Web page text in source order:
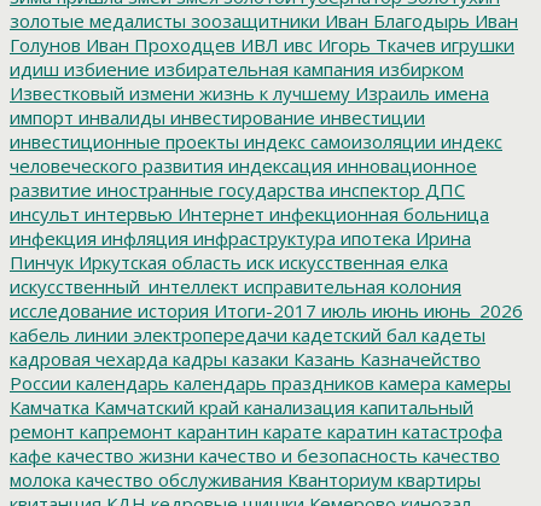
золотые медалисты зоозащитники Иван Благодырь Иван
Голунов Иван Проходцев ИВЛ ивс Игорь Ткачев игрушки
идиш избиение избирательная кампания избирком
Известковый измени жизнь к лучшему Израиль имена
импорт инвалиды инвестирование инвестиции
инвестиционные проекты индекс самоизоляции индекс
человеческого развития индексация инновационное
развитие иностранные государства инспектор ДПС
инсульт интервью Интернет инфекционная больница
инфекция инфляция инфраструктура ипотека Ирина
Пинчук Иркутская область иск искусственная елка
искусственный_интеллект исправительная колония
исследование история Итоги-2017 июль июнь июнь_2026
кабель линии электропередачи кадетский бал кадеты
кадровая чехарда кадры казаки Казань Казначейство
России календарь календарь праздников камера камеры
Камчатка Камчатский край канализация капитальный
ремонт капремонт карантин карате каратин катастрофа
кафе качество жизни качество и безопасность качество
молока качество обслуживания Кванториум квартиры